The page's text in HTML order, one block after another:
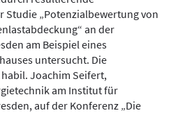
Studie „Potenzialbewertung von
an der
am Beispiel eines
untersucht. Die
Joachim Seifert,
am Institut für
auf der Konferenz „Die